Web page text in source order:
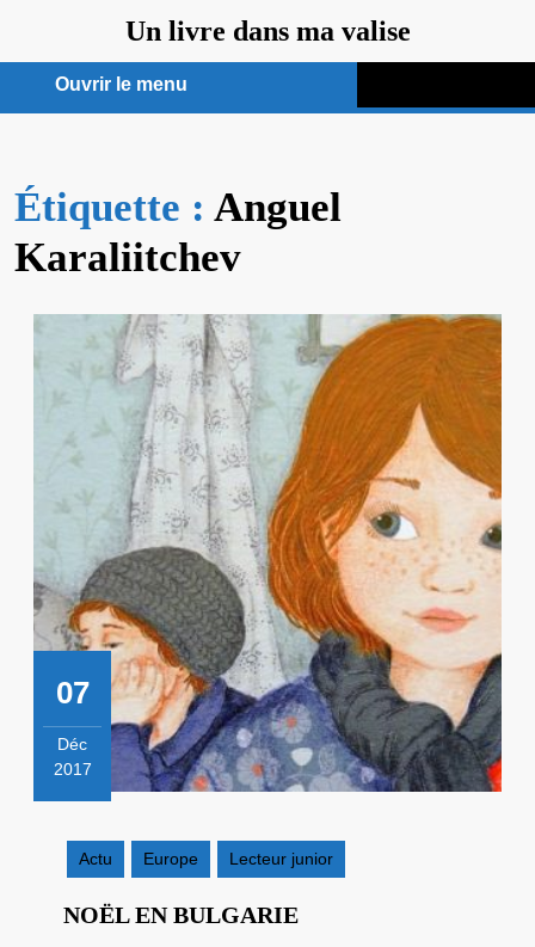
contenu
Un livre dans ma valise
Ouvrir le menu
menu
Étiquette : Anguel
Karaliitchev
07
Déc
2017
2017
Actu
Europe Lecteur junior
NOËL EN BULGARIENOËL